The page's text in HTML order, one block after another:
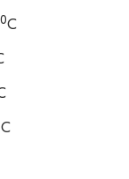
0C
C